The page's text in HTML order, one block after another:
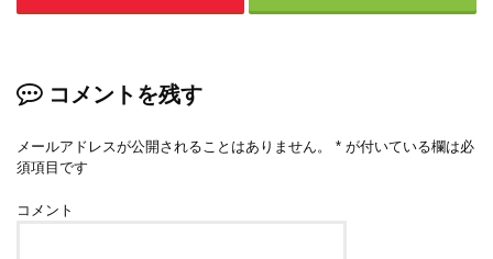
コメントを残す
メールアドレスが公開されることはありません。 * が付いている欄は必
須項目です
コメント